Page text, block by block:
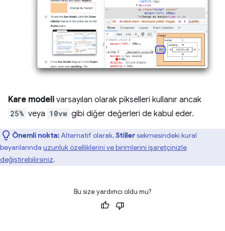
Kare modeli varsayılan olarak pikselleri kullanır ancak
25% veya 10vw gibi diğer değerleri de kabul eder.
Önemli nokta:Alternatif olarak,Stillersekmesindeki kural
beyanlarında uzunluk özelliklerini ve birimlerini işaretçinizle
değiştirebilirsiniz.
Bu size yardımcı oldu mu?